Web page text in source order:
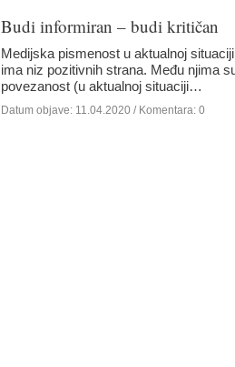
Budi informiran – budi kritičan
Medijska pismenost u aktualnoj
ima niz pozitivnih strana. Među njima
povezanost (u aktualnoj situaciji…
Datum objave: 11.04.2020 / Komentara: 0